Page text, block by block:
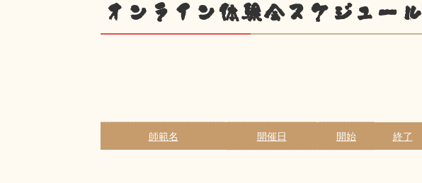
オンライン体験会スケジュール
師範名 開催日 開始 終了